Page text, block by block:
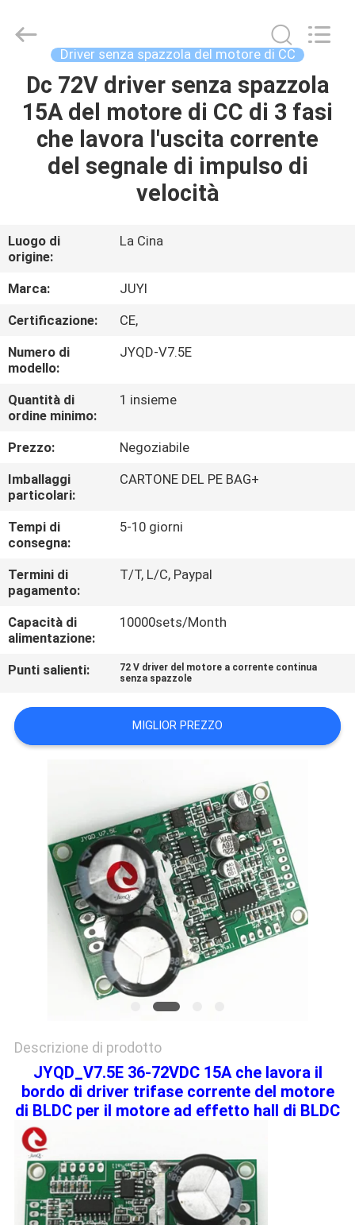
CASA.
PRODOTTI
NOI
VISITA
ALLA
FABBRICA
CONTROLLO
DELLA
QUALITÀ
CONTATTACI
NOTIZIE
CHIEDI UN
PREVENTIVO
MAPPA
DEL
SITO
PRIVACY
Junqi
International
Reserved.
Driver senza spazzola del motore di CC
Dc 72V driver senza spazzola
15A del motore di CC di 3 fasi
che lavora l'uscita corrente
del segnale di impulso di
velocità
Luogo di
origine:
La Cina
Marca:
JUYI
Certificazione:
CE,
Numero di
modello:
JYQD-V7.5E
Quantità di
ordine minimo:
1 insieme
Prezzo:
Negoziabile
Imballaggi
particolari:
CARTONE DEL PE BAG+
Tempi di
consegna:
5-10 giorni
Termini di
pagamento:
T/T, L/C, Paypal
Capacità di
alimentazione:
10000sets/Month
Punti salienti:
72 V driver del motore a corrente continua
senza spazzole
MIGLIOR PREZZO
Descrizione di prodotto
JYQD_V7.5E 36-72VDC 15A che lavora il
bordo di driver trifase corrente del motore
di BLDC per il motore ad effetto hall di BLDC